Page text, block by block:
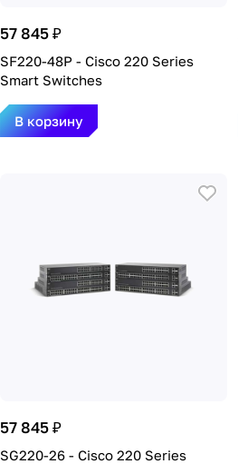
57 845 ₽
SF220-48P - Cisco 220 Series
Smart Switches
В корзину
57 845 ₽
SG220-26 - Cisco 220 Series